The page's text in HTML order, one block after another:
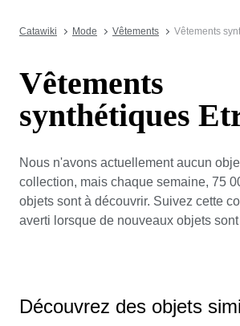
Catawiki Mode Vêtements Vêtements
Vêtements
synthétiques
Nous n'avons actuellement aucun
collection, mais chaque semaine, 75
objets sont à découvrir. Suivez cette
averti lorsque de nouveaux objets
Découvrez des objets